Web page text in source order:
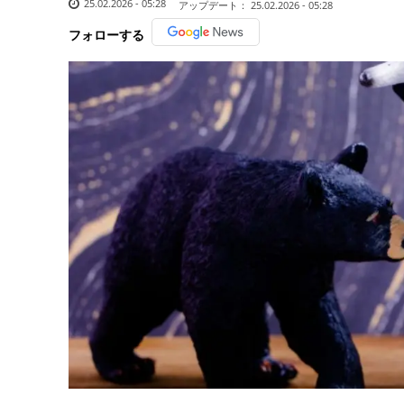
25.02.2026 - 05:28 アップデート： 25.02.2026 - 05:28
フォローする